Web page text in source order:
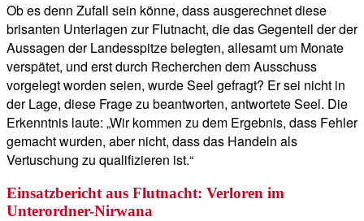
Ob es denn Zufall sein könne, dass ausgerechnet diese
brisanten Unterlagen zur Flutnacht, die das Gegenteil der der
Aussagen der Landesspitze belegten, allesamt um Monate
verspätet, und erst durch Recherchen dem Ausschuss
vorgelegt worden seien, wurde Seel gefragt? Er sei nicht in
der Lage, diese Frage zu beantworten, antwortete Seel. Die
Erkenntnis laute: „Wir kommen zu dem Ergebnis, dass Fehler
gemacht wurden, aber nicht, dass das Handeln als
Vertuschung zu qualifizieren ist.“
Einsatzbericht aus Flutnacht: Verloren im
Unterordner-Nirwana